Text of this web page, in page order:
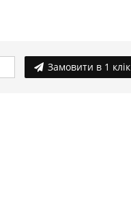
Замовити в 1 клік